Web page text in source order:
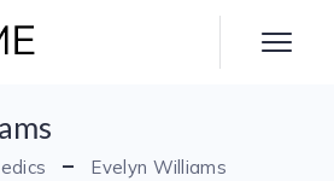
Evelyn Williams